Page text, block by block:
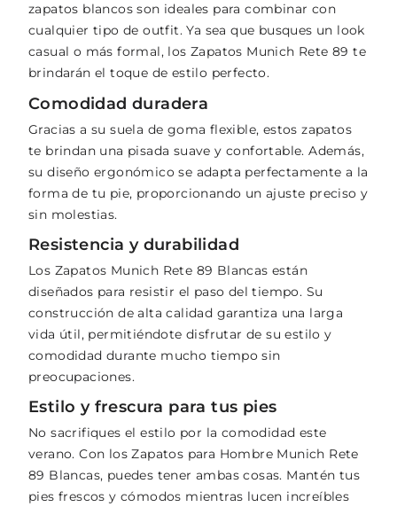
zapatos blancos son ideales para combinar con
cualquier tipo de outfit. Ya sea que busques un look
casual o más formal, los Zapatos Munich Rete 89 te
brindarán el toque de estilo perfecto.
Comodidad duradera
Gracias a su suela de goma flexible, estos zapatos
te brindan una pisada suave y confortable. Además,
su diseño ergonómico se adapta perfectamente a la
forma de tu pie, proporcionando un ajuste preciso y
sin molestias.
Resistencia y durabilidad
Los Zapatos Munich Rete 89 Blancas están
diseñados para resistir el paso del tiempo. Su
construcción de alta calidad garantiza una larga
vida útil, permitiéndote disfrutar de su estilo y
comodidad durante mucho tiempo sin
preocupaciones.
Estilo y frescura para tus pies
No sacrifiques el estilo por la comodidad este
verano. Con los Zapatos para Hombre Munich Rete
89 Blancas, puedes tener ambas cosas. Mantén tus
pies frescos y cómodos mientras lucen increíbles